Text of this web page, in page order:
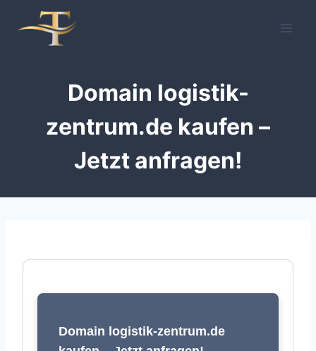
Inhalt
Domain logistik-
zentrum.de kaufen –
Jetzt anfragen!
Domain logistik-zentrum.de